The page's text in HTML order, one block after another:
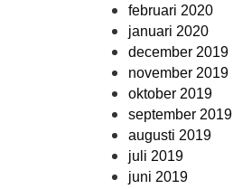
februari 2020
januari 2020
december 2019
november 2019
oktober 2019
september 2019
augusti 2019
juli 2019
juni 2019